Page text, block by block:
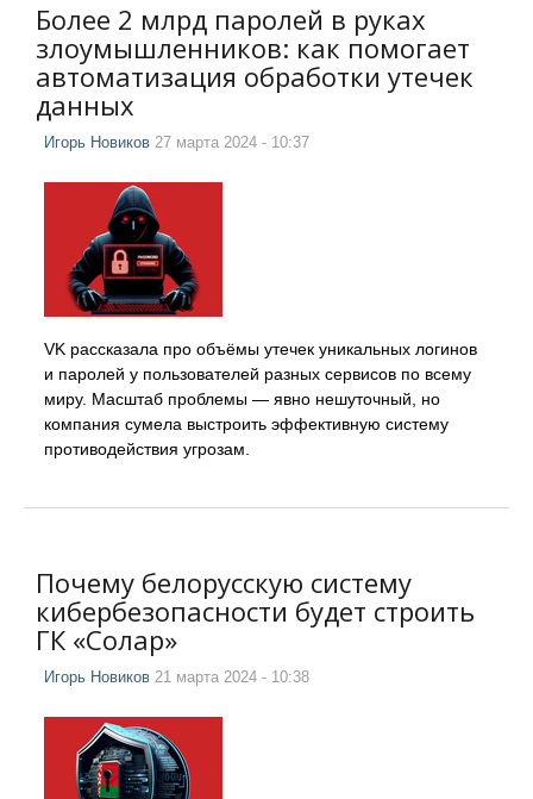
Более 2 млрд паролей в руках
злоумышленников: как помогает
автоматизация обработки утечек
данных
Игорь Новиков 27 марта 2024 - 10:37
VK рассказала про объёмы утечек уникальных логинов
и паролей у пользователей разных сервисов по всему
миру. Масштаб проблемы — явно нешуточный, но
компания сумела выстроить эффективную систему
противодействия угрозам.
Почему белорусскую систему
кибербезопасности будет строить
ГК «Солар»
Игорь Новиков 21 марта 2024 - 10:38